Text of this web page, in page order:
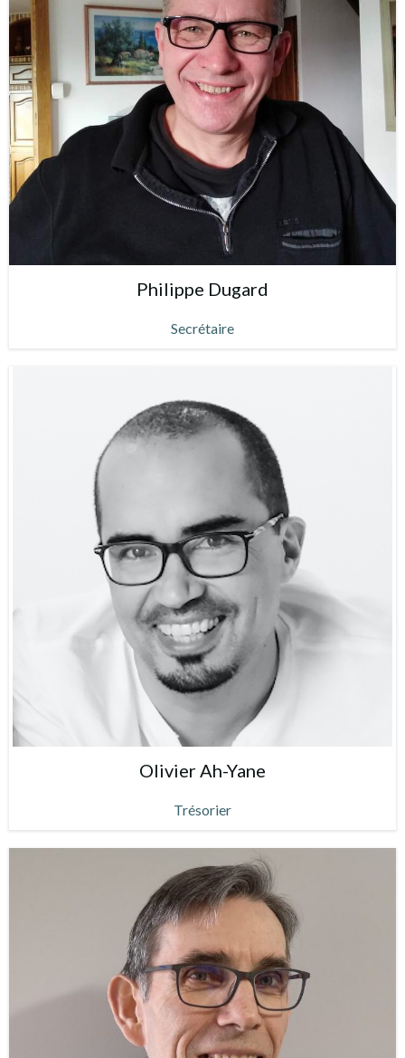
Philippe Dugard
Secrétaire
Olivier Ah-Yane
Trésorier